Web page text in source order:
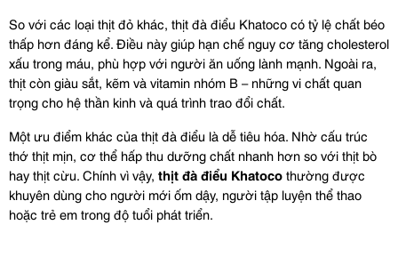
So với các loại thịt đỏ khác, thịt đà điểu Khatoco có tỷ lệ chất béo
thấp hơn đáng kể. Điều này giúp hạn chế nguy cơ tăng cholesterol
xấu trong máu, phù hợp với người ăn uống lành mạnh. Ngoài ra,
thịt còn giàu sắt, kẽm và vitamin nhóm B – những vi chất quan
trọng cho hệ thần kinh và quá trình trao đổi chất.
Một ưu điểm khác của thịt đà điểu là dễ tiêu hóa. Nhờ cấu trúc
thớ thịt mịn, cơ thể hấp thu dưỡng chất nhanh hơn so với thịt bò
hay thịt cừu. Chính vì vậy, thịt đà điểu Khatoco thường được
khuyên dùng cho người mới ốm dậy, người tập luyện thể thao
hoặc trẻ em trong độ tuổi phát triển.